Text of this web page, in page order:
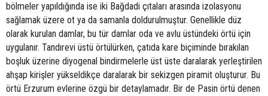
bölmeler yapıldığında ise iki Bağdadi çıtaları arasında izolasyonu
sağlamak üzere ot ya da samanla doldurulmuştur. Genellikle düz
olarak kurulan damlar, bu tür damlar oda ve avlu üstündeki örtü için
uygulanır. Tandırevi üstü örtülürken, çatıda kare biçiminde bırakılan
boşluk üzerine diyogenal bindirmelerle üst üste daralarak yerleştirilen
ahşap kirişler yükseldikçe daralarak bir sekizgen piramit oluşturur. Bu
örtü Erzurum evlerine özgü bir detaylamadır. Bir de Pasin örtü denen